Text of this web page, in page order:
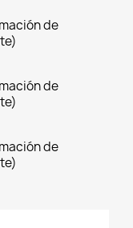
de
de
de